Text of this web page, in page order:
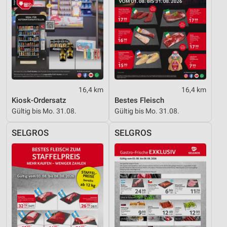
16,4 km
Kiosk-Ordersatz
Gültig bis Mo. 31.08.
16,4 km
Bestes Fleisch
Gültig bis Mo. 31.08.
SELGROS SELGROS
Verwendung genauer Standortdaten
Geräte anhand von aktiv angeforderten
Informationen identifizieren
Nicht-IAB-Verarbeitungszwecke:
Notwendig
Funktional
Werbung